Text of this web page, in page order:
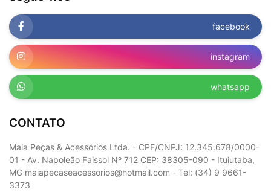
facebook
instagram
whatsapp
CONTATO
Maia Peças & Acessórios Ltda. - CPF/CNPJ: 12.345.678/0000-
01 - Av. Napoleão Faissol Nº 712 CEP: 38305-090 - Ituiutaba,
MG maiapecaseacessorios@hotmail.com - Tel: (34) 9 9661-
3373